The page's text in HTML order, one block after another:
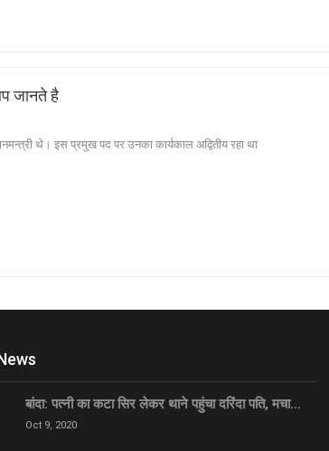
जानते है
थे। इस प्रमुख पद पर उनका कार्यकाल अद्वितीय रहा था
बांदा: पत्नी का कटा सिर लेकर थाने पहुंचा दरिंदा पति, मचा…
Oct 9, 2020